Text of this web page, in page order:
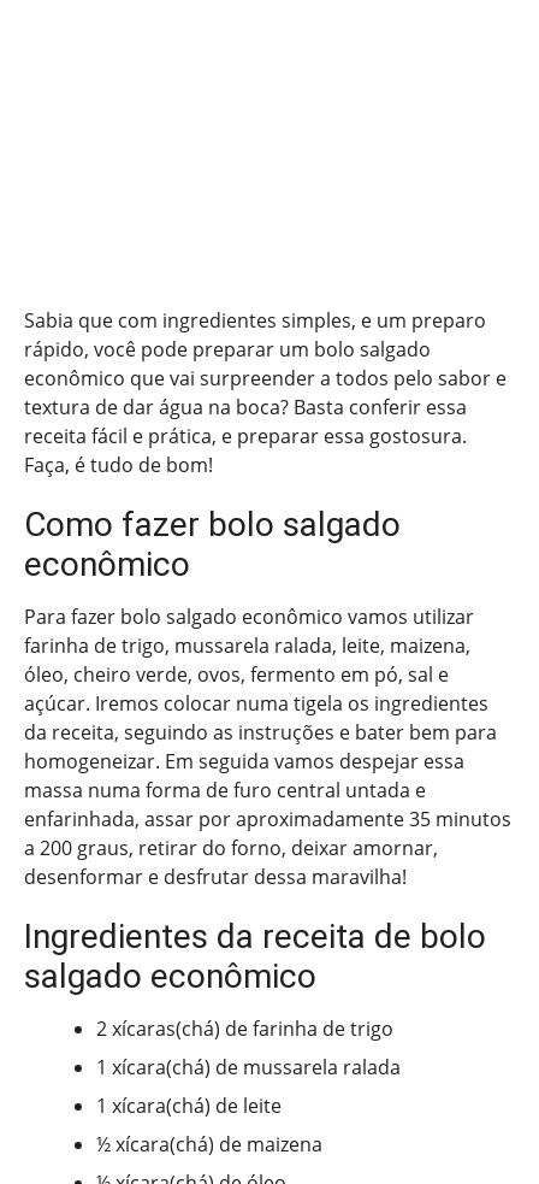
Sabia que com ingredientes simples, e um preparo
rápido, você pode preparar um bolo salgado
econômico que vai surpreender a todos pelo sabor e
textura de dar água na boca? Basta conferir essa
receita fácil e prática, e preparar essa gostosura.
Faça, é tudo de bom!
Como fazer bolo salgado
econômico
Para fazer bolo salgado econômico vamos utilizar
farinha de trigo, mussarela ralada, leite, maizena,
óleo, cheiro verde, ovos, fermento em pó, sal e
açúcar. Iremos colocar numa tigela os ingredientes
da receita, seguindo as instruções e bater bem para
homogeneizar. Em seguida vamos despejar essa
massa numa forma de furo central untada e
enfarinhada, assar por aproximadamente 35 minutos
a 200 graus, retirar do forno, deixar amornar,
desenformar e desfrutar dessa maravilha!
Ingredientes da receita de bolo
salgado econômico
2 xícaras(chá) de farinha de trigo
1 xícara(chá) de mussarela ralada
1 xícara(chá) de leite
½ xícara(chá) de maizena